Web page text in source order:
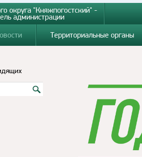
округа "Княжпогостский" -
администрации
Территориальные органы